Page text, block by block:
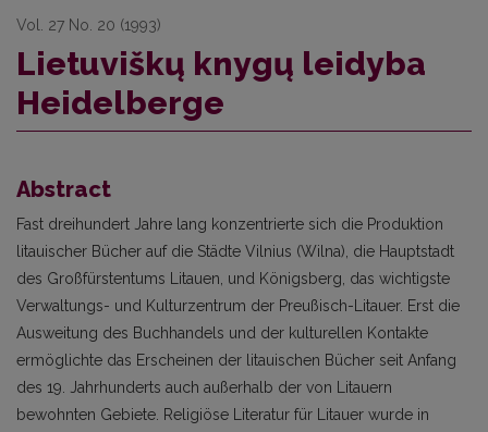
Vol. 27 No. 20 (1993)
Lietuviškų knygų leidyba
Heidelberge
Abstract
Fast dreihundert Jahre lang konzentrierte sich die Produktion
litauischer Bücher auf die Städte Vilnius (Wilna), die Hauptstadt
des Großfürstentums Litauen, und Königsberg, das wichtigste
Verwaltungs- und Kulturzentrum der Preußisch-Litauer. Erst die
Ausweitung des Buchhandels und der kulturellen Kontakte
ermöglichte das Erscheinen der litauischen Bücher seit Anfang
des 19. Jahrhunderts auch außerhalb der von Litauern
bewohnten Gebiete. Religiöse Literatur für Litauer wurde in